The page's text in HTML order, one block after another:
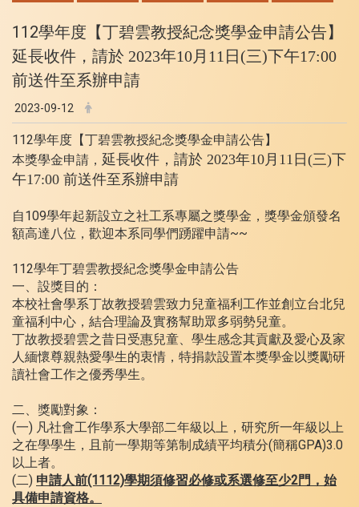
112學年度【丁碧雲教授紀念獎學金申請公告】
延長收件， 請於 2023年10月11日(三)下午17:00
前送件至系辦申請
2023-09-12
112學年度【丁碧雲教授紀念獎學金申請公告】
本獎學金申請， 延長收件， 請於 2023年10月11日(三)下
午17:00 前送件至系辦申請
自109學年起新設立之社工系專屬之獎學金，獎學金頒發名
額高達八位，歡迎本系同學們踴躍申請~~
112學年丁碧雲教授紀念獎學金申請公告
一、設獎目的：
本校社會學系丁故教授碧雲致力兒童福利工作並創立台北兒
童福利中心，結合理論及實務幫助眾多弱勢兒童。
丁故教授碧雲之昔日受惠兒童、學生感念其貢獻及愛心及家
人緬懷尊親熱愛學生的衷情，特捐款設置本獎學金以獎勵研
讀社會工作之優秀學生。
二、獎勵對象：
(一) 凡社會工作學系大學部二年級以上，研究所一年級以上
之在學學生，且前一學期等第制成績平均積分(簡稱GPA)3.0
以上者。
(二) 申請人前(1112)學期須修習必修或系選修至少2門，始
具備申請資格。